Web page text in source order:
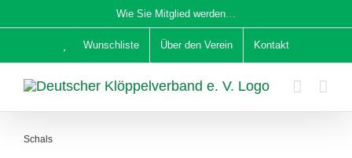
Inhalt
Wie Sie Mitglied werden…
Wunschliste Über den Verein Kontakt
Schals